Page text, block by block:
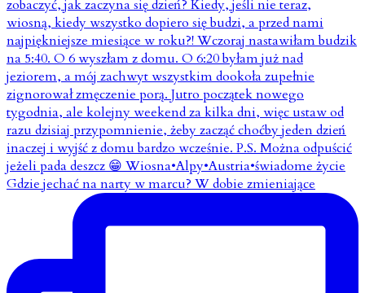
Gdzie jechać na narty w marcu? W dobie zmieniające